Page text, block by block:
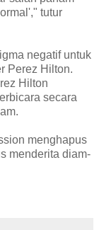
tutur
negatif untuk
Perez Hilton.
Hilton
secara
menghapus
menderita diam-